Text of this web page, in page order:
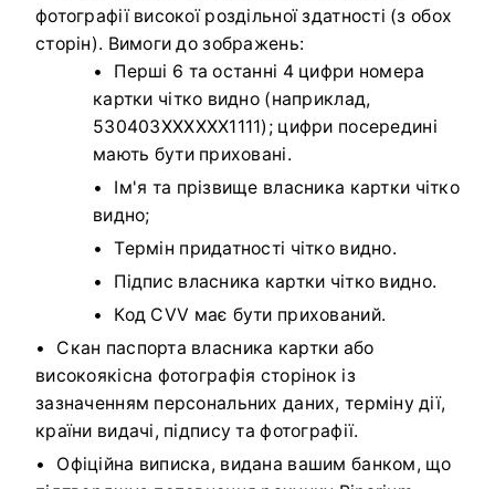
фотографії високої роздільної здатності (з обох
сторін). Вимоги до зображень:
Перші 6 та останні 4 цифри номера
картки чітко видно (наприклад,
530403XXXXXX1111); цифри посередині
мають бути приховані.
Ім'я та прізвище власника картки чітко
видно;
Термін придатності чітко видно.
Підпис власника картки чітко видно.
Код CVV має бути прихований.
Скан паспорта власника картки або
високоякісна фотографія сторінок із
зазначенням персональних даних, терміну дії,
країни видачі, підпису та фотографії.
Офіційна виписка, видана вашим банком, що